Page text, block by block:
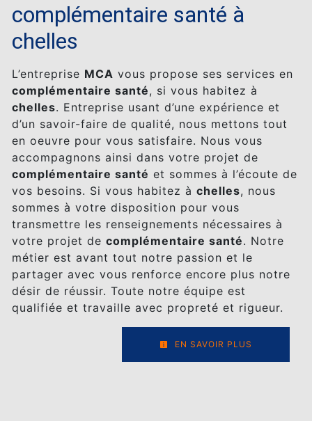
complémentaire santé à
chelles
L’entreprise MCA vous propose ses services en
complémentaire santé, si vous habitez à
chelles. Entreprise usant d’une expérience et
d’un savoir-faire de qualité, nous mettons tout
en oeuvre pour vous satisfaire. Nous vous
accompagnons ainsi dans votre projet de
complémentaire santé et sommes à l’écoute de
vos besoins. Si vous habitez à chelles, nous
sommes à votre disposition pour vous
transmettre les renseignements nécessaires à
votre projet de complémentaire santé. Notre
métier est avant tout notre passion et le
partager avec vous renforce encore plus notre
désir de réussir. Toute notre équipe est
qualifiée et travaille avec propreté et rigueur.
EN SAVOIR PLUS